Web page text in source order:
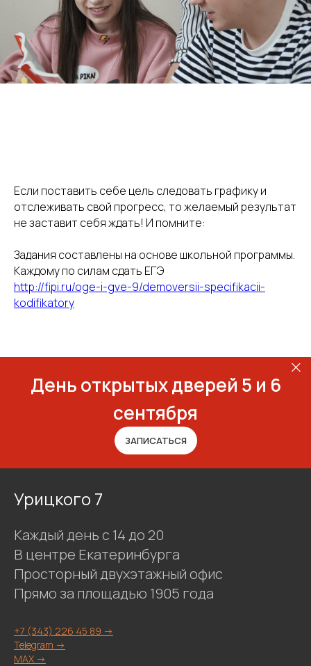
Если поставить себе цель следовать графику и
отслеживать свой прогресс, то желаемый результат
не заставит себя ждать! И помните:
Задания составлены на основе школьной программы.
Каждому по силам сдать ЕГЭ
http://fipi.ru/oge-i-gve-9/demoversii-specifikacii-
kodifikatory
День открытых дверей 5 и 6
сентября
ЗАПИСАТЬСЯ
Урицкого 7
Каждый день с 14 до 20
В центре Екатеринбурга
Просторный двухэтажный офис
Прямо за площадью 1905 года
+7 (343) 226 45 89 ->
Telegram ->
MAX ->